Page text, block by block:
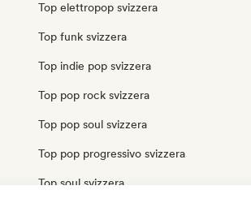
Top elettropop svizzera
Top funk svizzera
Top indie pop svizzera
Top pop rock svizzera
Top pop soul svizzera
Top pop progressivo svizzera
Top soul svizzera